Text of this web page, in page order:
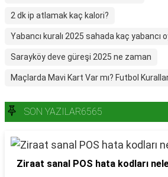
2 dk ip atlamak kaç kalori?
Yabancı kuralı 2025 sahada kaç yabancı
Sarayköy deve güreşi 2025 ne zaman
Maçlarda Mavi Kart Var mı? Futbol
SON YAZILAR6565
Ziraat sanal POS hata kodları